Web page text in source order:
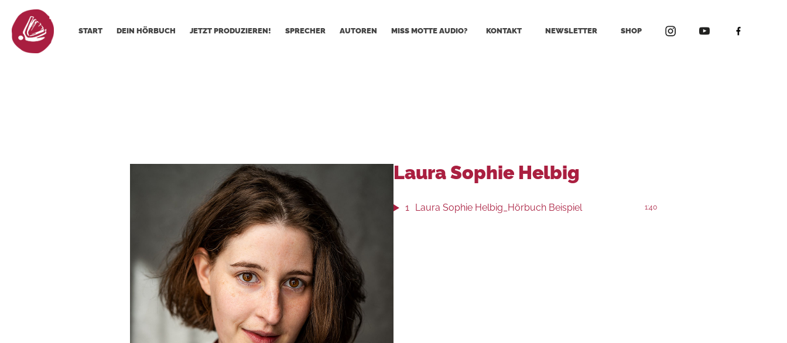
START DEIN HÖRBUCH JETZT PRODUZIEREN! SPRECHER AUTOREN MISS MOTTE AUDIO? KONTAKT NEWSLETTER SHOP
Laura Sophie Helbig
1 Laura Sophie Helbig_Hörbuch Beispiel 1:40